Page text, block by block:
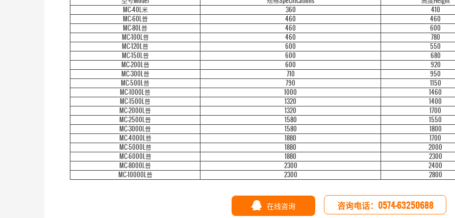
MC-40L米
360 410
MC-60L普
460 460
MC-80L普
460 600
MC-100L普
460 780
MC-120L普
600 550
MC-150L普
600 680
MC-200L普
600 920
MC-300L普
710 950
MC-500L普
790 1150
MC-1000L普
1000 1460
MC-1500L普
1320 1400
MC-2000L普
1320 1700
MC-2500L普
1580 1550
MC-3000L普
1580 1800
MC-4000L普
1880 1700
MC-5000L普
1880 2000
MC-6000L普
1880 2300
MC-8000L普
2300 2400
MC-10000L普
2300 2800
在线咨询 咨询电话：0574-63250688